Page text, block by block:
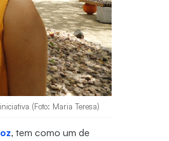
(Foto: Maria Teresa)
, tem como um de